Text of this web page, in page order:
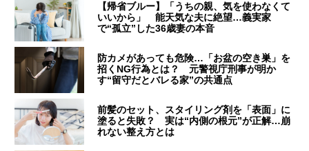
【帰省ブルー】「うちの親、気を使わなくて
いいから」 能天気な夫に絶望…義実家
で“孤立”した36歳妻の本音
防カメがあっても危険…「お盆の空き巣」を
招くNG行為とは？ 元警視庁刑事が明か
す“留守だとバレる家”の共通点
前髪のセット、スタイリング剤を「表面」に
塗ると失敗？ 実は“内側の根元”が正解…崩
れない整え方とは